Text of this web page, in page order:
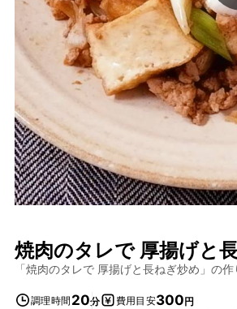
焼肉のタレで 厚揚げと
「焼肉のタレで 厚揚げと長ねぎ炒め 」の
調理時間 20分 費用目安300円